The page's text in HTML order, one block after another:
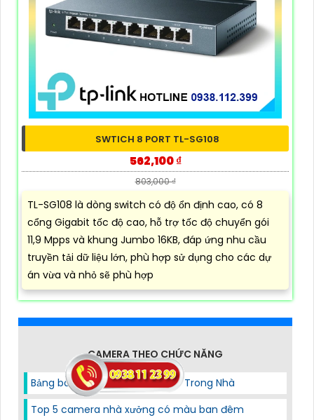
SWTICH 8 PORT TL-SG108
562,100 ₫
803,000 ₫
TL-SG108 là dòng switch có độ ổn định cao, có 8
cổng Gigabit tốc độ cao, hỗ trợ tốc độ chuyển gói
11,9 Mpps và khung Jumbo 16KB, đáp ứng nhu cầu
truyền tải dữ liệu lớn, phù hợp sử dụng cho các dự
án vừa và nhỏ sẽ phù hợp
CAMERA THEO CHỨC NĂNG
Bảng báo giá camera ezviz Lắp Trong Nhà
Top 5 camera nhà xưởng có màu ban đêm